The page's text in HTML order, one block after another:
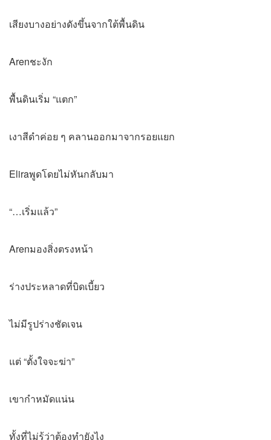
เสียงบางอย่างดังขึ้นจากใต้พื้นดิน
Arenชะงัก
พื้นดินเริ่ม “แตก”
เงาสีดำค่อย ๆ คลานออกมาจากรอยแยก
Eliraพูดโดยไม่หันกลับมา
“…เริ่มแล้ว”
Arenมองสิ่งตรงหน้า
ร่างประหลาดที่บิดเบี้ยว
ไม่มีรูปร่างชัดเจน
แต่ “ตั้งใจจะฆ่า”
เขากำหมัดแน่น
ทั้งที่ไม่รู้ว่าต้องทำยังไง